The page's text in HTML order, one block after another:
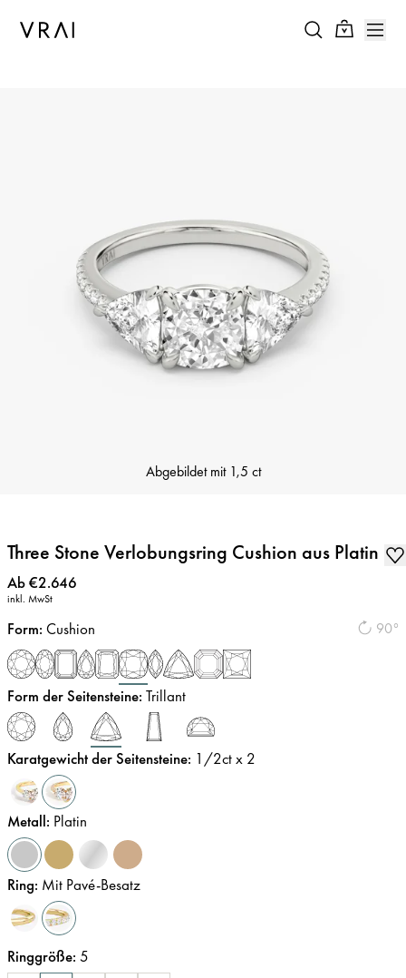
Abgebildet mit 1,5 ct
Three Stone Verlobungsring Cushion aus Platin
Preis:
Ab €2.646
inkl. MwSt
90°
Form: Cushion
Form der Seitensteine: Trillant
Karatgewicht der Seitensteine: 1/2ct x 2
Metall: Platin
Ring: Mit Pavé-Besatz
Ringgröße: 5